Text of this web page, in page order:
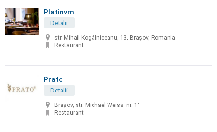
Platinvm
Detalii
str. Mihail Kogălniceanu, 13, Brașov, Romania
Restaurant
Prato
Detalii
Brașov, str. Michael Weiss, nr. 11
Restaurant